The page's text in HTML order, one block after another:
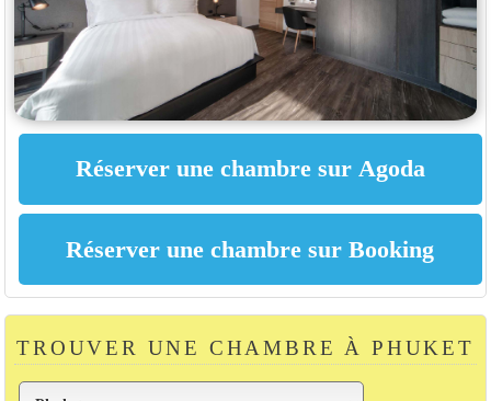
TROUVER UNE CHAMBRE À PHUKET